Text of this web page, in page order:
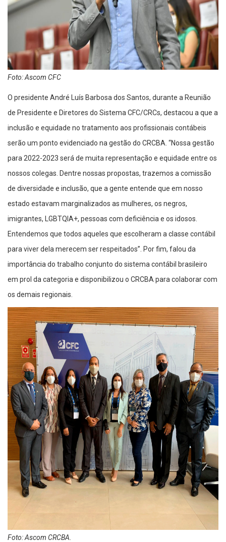
Foto: Ascom CFC
O presidente André Luís Barbosa dos Santos, durante a Reunião
de Presidente e Diretores do Sistema CFC/CRCs, destacou a que a
inclusão e equidade no tratamento aos profissionais contábeis
serão um ponto evidenciado na gestão do CRCBA. “Nossa gestão
para 2022-2023 será de muita representação e equidade entre os
nossos colegas. Dentre nossas propostas, trazemos a comissão
de diversidade e inclusão, que a gente entende que em nosso
estado estavam marginalizados as mulheres, os negros,
imigrantes, LGBTQIA+, pessoas com deficiência e os idosos.
Entendemos que todos aqueles que escolheram a classe contábil
para viver dela merecem ser respeitados”. Por fim, falou da
importância do trabalho conjunto do sistema contábil brasileiro
em prol da categoria e disponibilizou o CRCBA para colaborar com
os demais regionais.
Foto: Ascom CRCBA.